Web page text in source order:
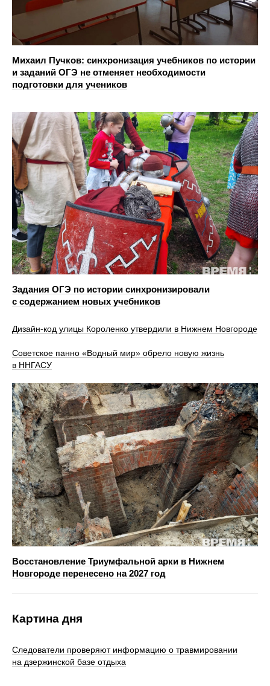
Михаил Пучков: cинхронизация учебников по истории
и заданий ОГЭ не отменяет необходимости
подготовки для учеников
Задания ОГЭ по истории синхронизировали
с содержанием новых учебников
Дизайн-код улицы Короленко утвердили в Нижнем Новгороде
Советское панно «Водный мир» обрело новую жизнь
в ННГАСУ
Восстановление Триумфальной арки в Нижнем
Новгороде перенесено на 2027 год
Картина дня
Следователи проверяют информацию о травмировании
на дзержинской базе отдыха